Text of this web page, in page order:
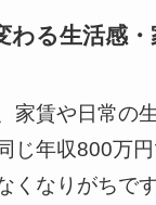
わる生活感
家賃や日常の
じ年収800万
くなりがちです